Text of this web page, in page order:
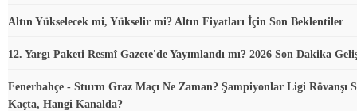
Altın Yükselecek mi, Yükselir mi? Altın Fiyatları İçin Son Beklentiler
12. Yargı Paketi Resmî Gazete'de Yayımlandı mı? 2026 Son Dakika
Fenerbahçe - Sturm Graz Maçı Ne Zaman? Şampiyonlar Ligi Rövanşı
Kaçta, Hangi Kanalda?